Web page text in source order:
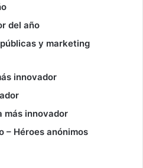
del año
y marketing
innovador
más innovador
– Héroes anónimos